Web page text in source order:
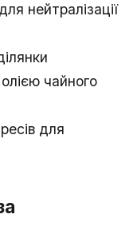
нейтралізації
чайного
для